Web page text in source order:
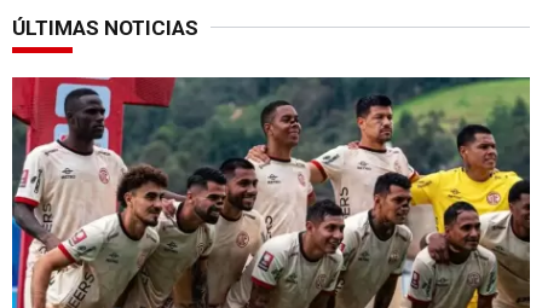
ÚLTIMAS NOTICIAS